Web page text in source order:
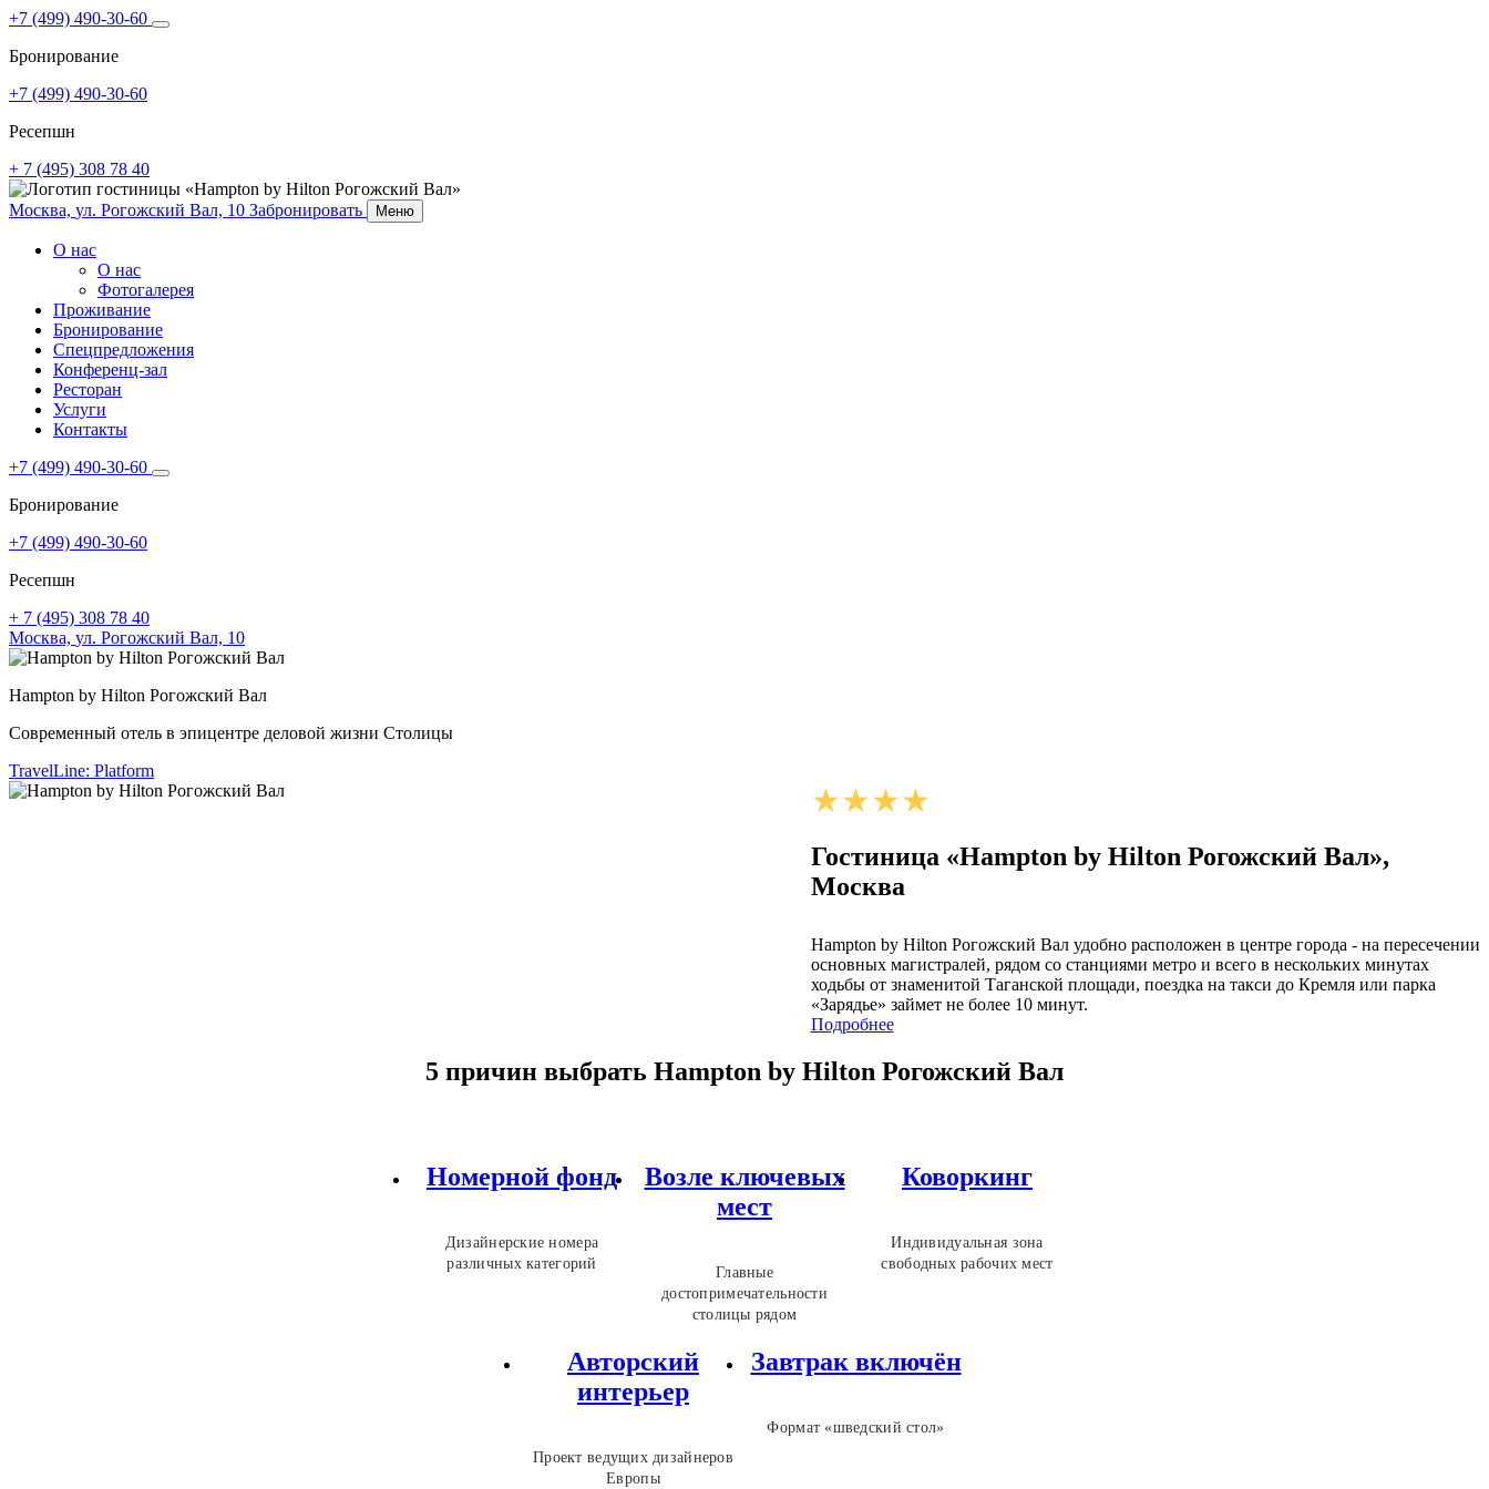
+7 (499) 490-30-60
Бронирование
+7 (499) 490-30-60
Ресепшн
+ 7 (495) 308 78 40
Москва, ул. Рогожский Вал, 10 Забронировать Меню
О нас
О нас
Фотогалерея
Проживание
Бронирование
Спецпредложения
Конференц-зал
Ресторан
Услуги
Контакты
+7 (499) 490-30-60
Бронирование
+7 (499) 490-30-60
Ресепшн
+ 7 (495) 308 78 40
Москва, ул. Рогожский Вал, 10
Hampton by Hilton Рогожский Вал
Современный отель в эпицентре деловой жизни Столицы
Hampton by Hilton Рогожский Вал
Современный отель в эпицентре деловой жизни Столицы
Hampton by Hilton Рогожский Вал
Современный отель в эпицентре деловой жизни Столицы
Hampton by Hilton Рогожский Вал
Современный отель в эпицентре деловой жизни Столицы
Hampton by Hilton Рогожский Вал
Современный отель в эпицентре деловой жизни Столицы
TravelLine: Platform
Гостиница «Hampton by Hilton Рогожский Вал»,
Москва
Hampton by Hilton Рогожский Вал удобно расположен в центре города - на пересечении
основных магистралей, рядом со станциями метро и всего в нескольких минутах
ходьбы от знаменитой Таганской площади, поездка на такси до Кремля или парка
«Зарядье» займет не более 10 минут.
Подробнее
5 причин выбрать Hampton by Hilton Рогожский Вал
Номерной фонд
Дизайнерские номера
различных категорий
Возле ключевых
мест
Главные
достопримечательности
столицы рядом
Коворкинг
Индивидуальная зона
свободных рабочих мест
Авторский
интерьер
Проект ведущих дизайнеров
Европы
Завтрак включён
Формат «шведский стол»